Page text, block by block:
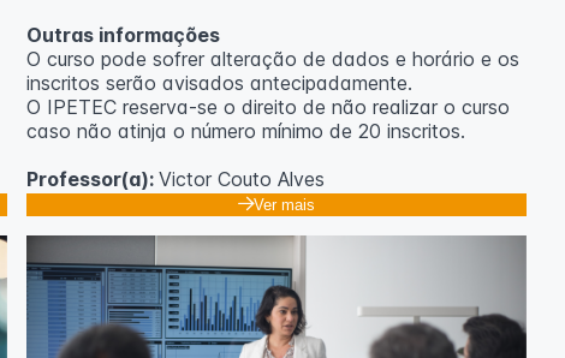
Outras informações
O curso pode sofrer alteração de dados e horário e os
inscritos serão avisados ​​antecipadamente.
O IPETEC reserva-se o direito de não realizar o curso
caso não atinja o número mínimo de 20 inscritos.
Professor(a): Victor Couto Alves
Ver mais